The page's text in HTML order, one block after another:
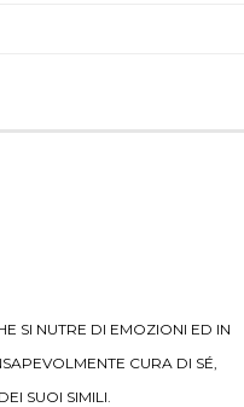
SI NUTRE DI EMOZIONI ED IN
CURA DI SÉ,
SUOI SIMILI.